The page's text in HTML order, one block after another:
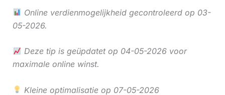
Online verdienmogelijkheid gecontroleerd op 03-
05-2026.
Deze tip is geüpdatet op 04-05-2026 voor
maximale online winst.
Kleine optimalisatie op 07-05-2026